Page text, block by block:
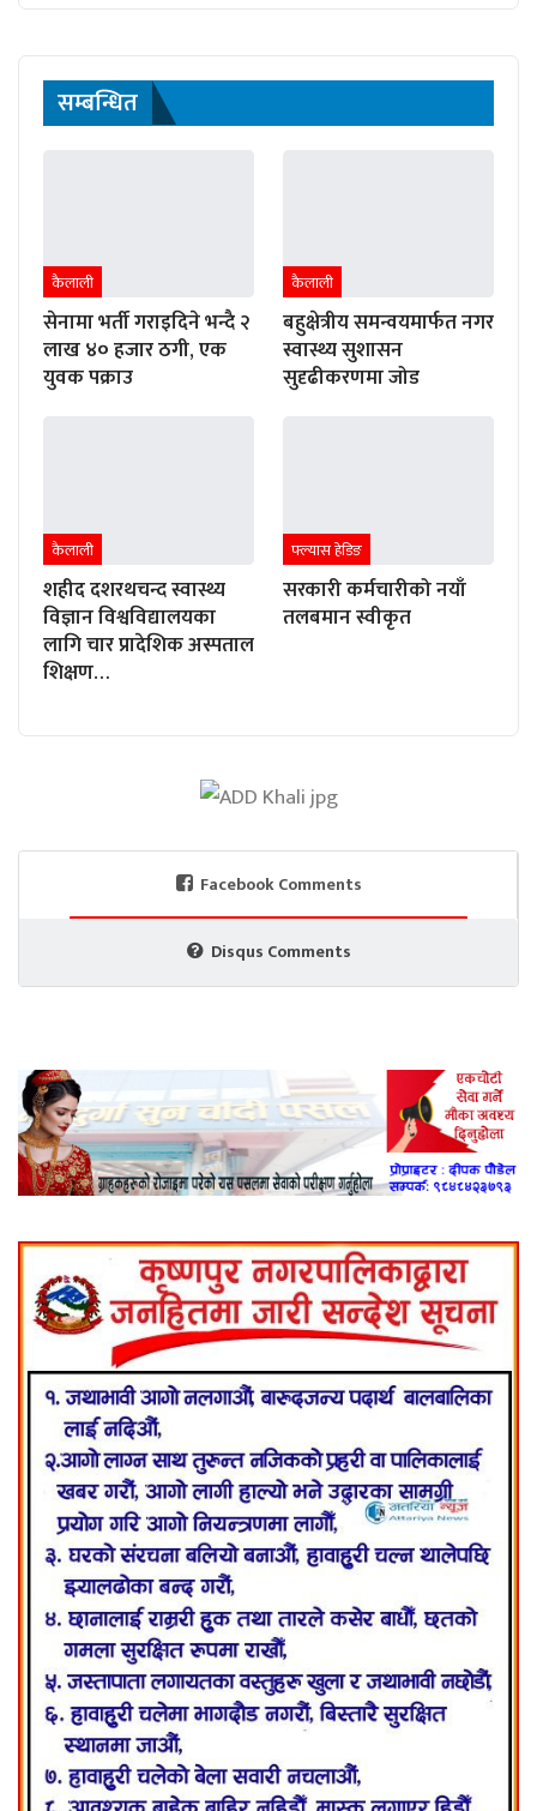
सम्बन्धित
कैलाली
सेनामा भर्ती गराइदिने भन्दै २
लाख ४० हजार ठगी, एक
युवक पक्राउ
कैलाली
बहुक्षेत्रीय समन्वयमार्फत नगर
स्वास्थ्य सुशासन
सुदृढीकरणमा जोड
कैलाली
शहीद दशरथचन्द स्वास्थ्य
विज्ञान विश्वविद्यालयका
लागि चार प्रादेशिक अस्पताल
शिक्षण…
फ्ल्यास हेडिङ
सरकारी कर्मचारीको नयाँ
तलबमान स्वीकृत
Facebook Comments
Disqus Comments